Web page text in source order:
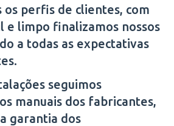
perfis de clientes, com
e limpo finalizamos nossos
a todas as expectativas
seguimos
manuais dos fabricantes,
garantia dos